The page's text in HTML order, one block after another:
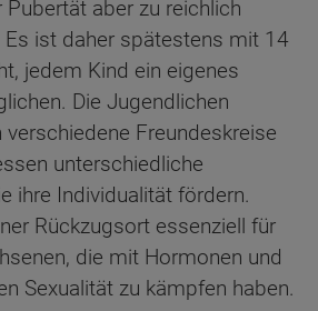
aber zu reichlich
ist daher spätestens mit 14
jedem Kind ein eigenes
Die Jugendlichen
Freundeskreise
unterschiedliche
ihre Individualität fördern.
Rückzugsort essenziell für
die mit Hormonen und
Sexualität zu kämpfen haben.